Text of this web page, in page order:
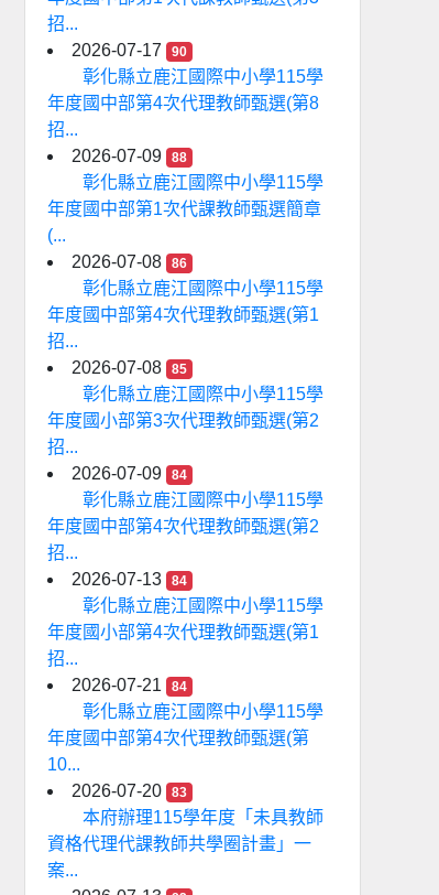
招...
2026-07-17
90
彰化縣立鹿江國際中小學115學
年度國中部第4次代理教師甄選(第8
招...
2026-07-09
88
彰化縣立鹿江國際中小學115學
年度國中部第1次代課教師甄選簡章
(...
2026-07-08
86
彰化縣立鹿江國際中小學115學
年度國中部第4次代理教師甄選(第1
招...
2026-07-08
85
彰化縣立鹿江國際中小學115學
年度國小部第3次代理教師甄選(第2
招...
2026-07-09
84
彰化縣立鹿江國際中小學115學
年度國中部第4次代理教師甄選(第2
招...
2026-07-13
84
彰化縣立鹿江國際中小學115學
年度國小部第4次代理教師甄選(第1
招...
2026-07-21
84
彰化縣立鹿江國際中小學115學
年度國中部第4次代理教師甄選(第
10...
2026-07-20
83
本府辦理115學年度「未具教師
資格代理代課教師共學圈計畫」一
案...